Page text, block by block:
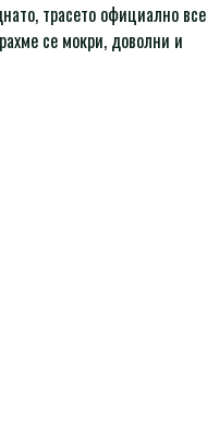
трасето официално все
се мокри, доволни и